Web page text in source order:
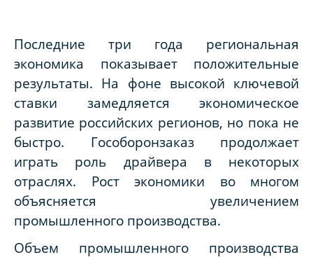
Последние три года региональная
экономика показывает положительные
результаты. На фоне высокой ключевой
ставки замедляется экономическое
развитие российских регионов, но пока не
быстро. Гособоронзаказ продолжает
играть роль драйвера в некоторых
отраслях. Рост экономики во многом
объясняется увеличением
промышленного производства.
Объем промышленного производства